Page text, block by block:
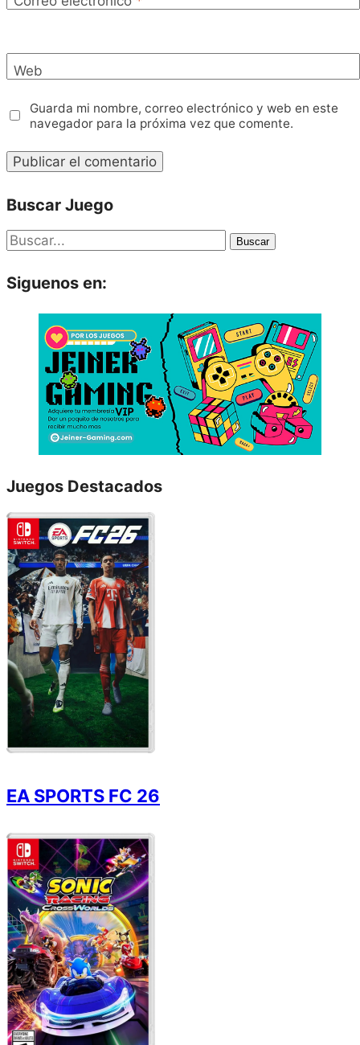
Web
Guarda mi nombre, correo electrónico y web en este
navegador para la próxima vez que comente.
Buscar Juego
Buscar
Siguenos en:
Juegos Destacados
EA SPORTS FC 26